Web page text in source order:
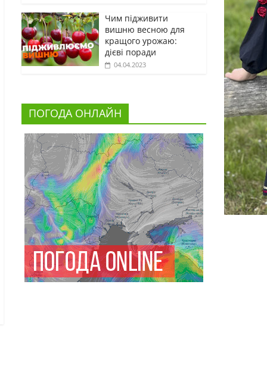
Чим підживити
вишню весною для
кращого урожаю:
дієві поради
04.04.2023
ПОГОДА ОНЛАЙН